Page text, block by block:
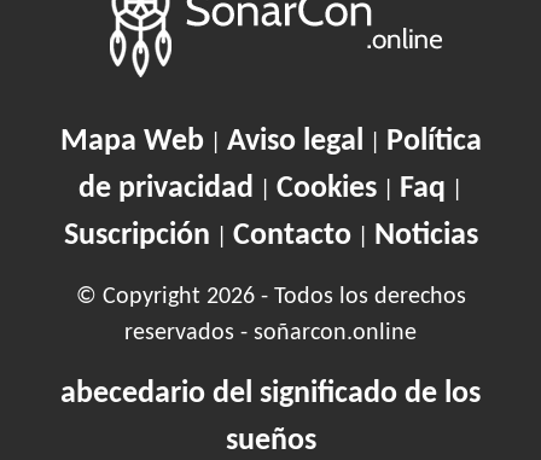
Mapa Web| Aviso legal
Política
de privacidad
Cookies Faq
Suscripción Contacto| Noticias
© Copyright 2026 - Todos los derechos
reservados - soñarcon.online
abecedario del significado de los
sueños